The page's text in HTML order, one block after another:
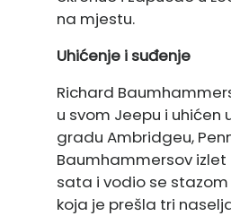
na mjestu.
Uhićenje i suđenje
Richard
u svom Jeepu i uhićen u
gradu Ambridgeu,
Baumhammersov
sata i vodio se
koja je prešla tri